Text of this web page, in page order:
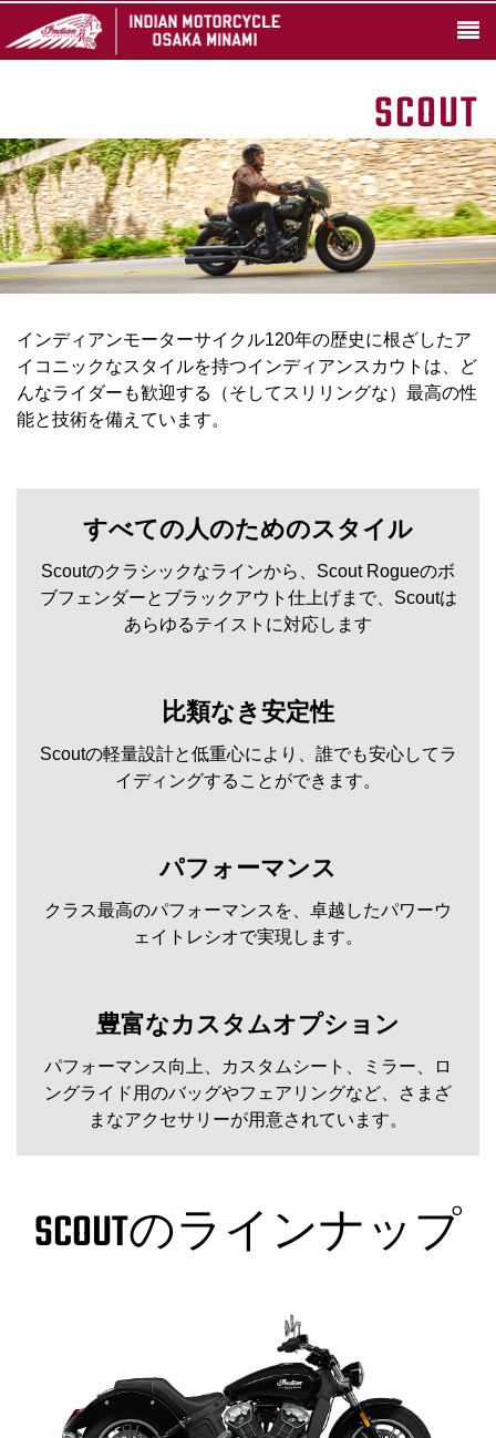
SCOUT
インディアンモーターサイクル120年の歴史に根ざしたア
イコニックなスタイルを持つインディアンスカウトは、ど
んなライダーも歓迎する（そしてスリリングな）最高の性
能と技術を備えています。
すべての人のためのスタイル
Scoutのクラシックなラインから、Scout Rogueのボ
ブフェンダーとブラックアウト仕上げまで、Scoutは
あらゆるテイストに対応します
比類なき安定性
Scoutの軽量設計と低重心により、誰でも安心してラ
イディングすることができます。
パフォーマンス
クラス最高のパフォーマンスを、卓越したパワーウ
ェイトレシオで実現します。
豊富なカスタムオプション
パフォーマンス向上、カスタムシート、ミラー、ロ
ングライド用のバッグやフェアリングなど、さまざ
まなアクセサリーが用意されています。
SCOUTのラインナップ